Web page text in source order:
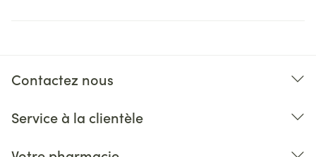
Contactez nous
Service à la clientèle